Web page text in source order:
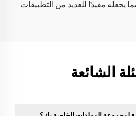
يجعله مفيدًا للعديد من التطبيقات
الشائعة